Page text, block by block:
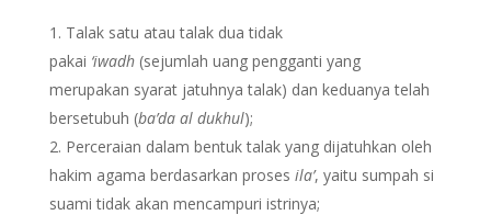
Talak satu atau talak dua tidak
pakai ‘iwadh(sejumlah uang pengganti yang
merupakan syarat jatuhnya talak) dan keduanya telah
bersetubuh (ba’da al dukhul);
Perceraian dalam bentuk talak yang dijatuhkan oleh
hakim agama berdasarkan proses ila’, yaitu sumpah si
suami tidak akan mencampuri istrinya;